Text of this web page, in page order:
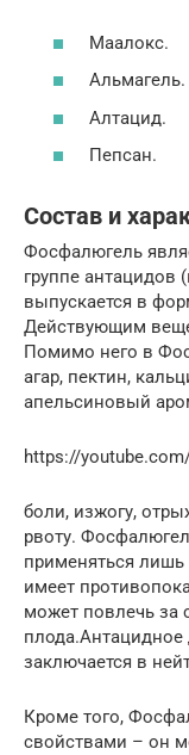
Маалокс.
Альмагель.
Алтацид.
Пепсан.
Состав и
Фосфалюгель
группе антацидов
выпускается в
Действующим
Помимо него в
агар, пектин,
апельсиновый
https://
боли, изжогу,
рвоту.
применяться лишь
имеет
может повлечь за
заключается в
Кроме того,
свойствами – он